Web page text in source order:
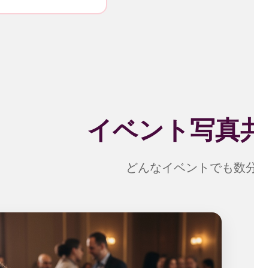
イベント写真
どんなイベントでも数